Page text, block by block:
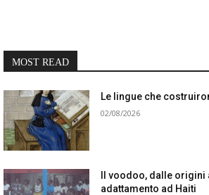
MOST READ
Le lingue che
02/08/2026
Il voodoo, dalle
adattamento ad Haiti